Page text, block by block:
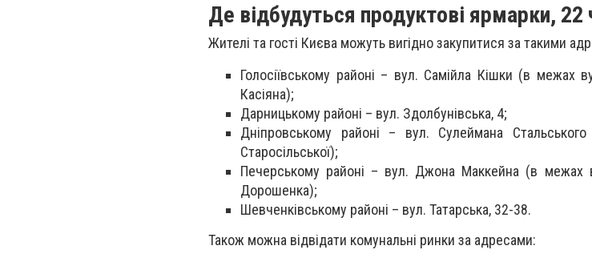
Де відбудуться продуктові ярмарки, 22
Жителі та гості Києва можуть вигідно закупитися за такими
Голосіївському районі – вул. Самійла Кішки (в межах
Касіяна);
Дарницькому районі – вул. Здолбунівська, 4;
Дніпровському районі – вул. Сулеймана
Старосільської);
Печерському районі – вул. Джона Маккейна (в межах
Дорошенка);
Шевченківському районі – вул. Татарська, 32-38.
Також можна відвідати комунальні ринки за адресами: